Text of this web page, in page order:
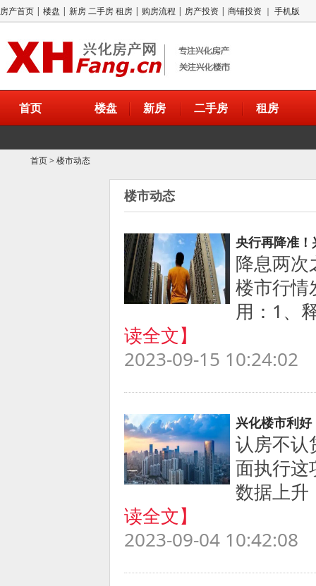
房产首页 | 楼盘 | 新房二手房租房 | 购房流程 | 房产投资 | 商铺投资 ｜ 手机版
首页 楼盘 新房 二手房 租房
首页> 楼市动态
楼市动态
央行再降准
降息两次
楼市行情
用：1、
读全文】
2023-09-15 10:24:02
兴化楼市利
认房不认
面执行这
数据上升
读全文】
2023-09-04 10:42:08